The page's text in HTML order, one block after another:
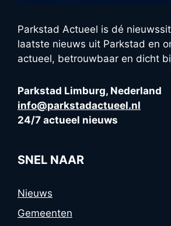
Parkstad Actueel is dé
laatste nieuws uit Parkstad en
actueel, betrouwbaar en dicht
Parkstad Limburg, Nederland
info@parkstadactueel.nl
24/7 actueel nieuws
SNEL NAAR
Nieuws
Gemeenten